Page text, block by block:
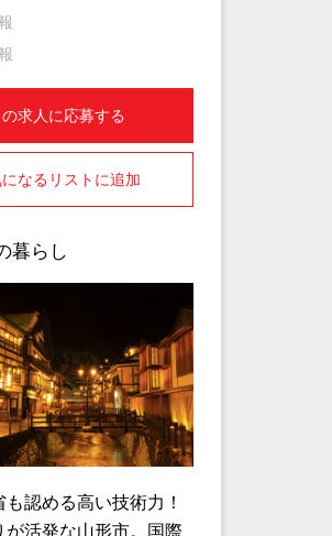
の求人に応募する
なるリストに追加
暮らし
認める高い技術力！
が活発な山形市。国際